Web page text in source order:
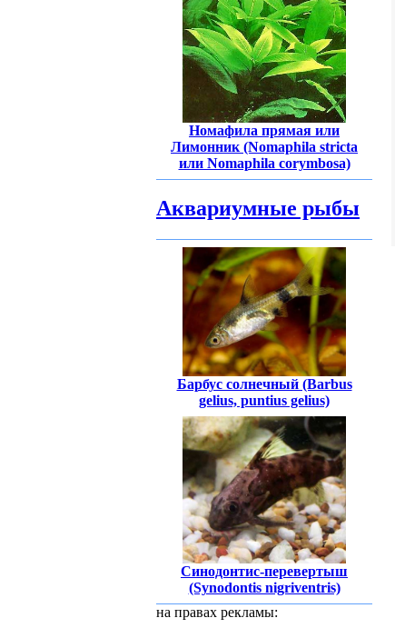
Номафила прямая или
Лимонник (Nomaphila stricta
или Nomaphila corymbosa)
Аквариумные рыбы
Барбус солнечный (Barbus
gelius, puntius gelius)
Синодонтис-перевертыш
(Synodontis nigriventris)
на правах рекламы: